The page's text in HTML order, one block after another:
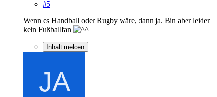
#5
Wenn es Handball oder Rugby wäre, dann ja. Bin aber leider
kein Fußballfan
Inhalt melden